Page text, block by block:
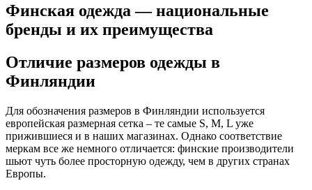
Финская одежда — национальные
бренды и их преимущества
Отличие размеров одежды в
Финляндии
Для обозначения размеров в Финляндии используется
европейская размерная сетка – те самые S, M, L уже
прижившиеся и в наших магазинах. Однако соответствие
меркам все же немного отличается: финские производители
шьют чуть более просторную одежду, чем в других странах
Европы.